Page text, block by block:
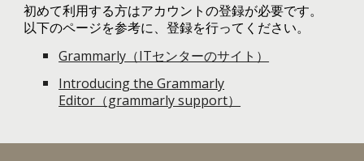
初めて利用する方はアカウントの登録が必要です。
以下のページを参考に、登録を行ってください。
Grammarly（ITセンターのサイト）
Introducing the Grammarly
Editor（grammarly support）